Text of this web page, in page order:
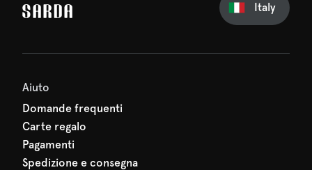
tuo primo ordine
Italy
Aiuto
Domande frequenti
Carte regalo
Pagamenti
Spedizione e consegna